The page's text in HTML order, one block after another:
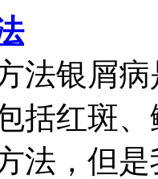
法银屑
括红斑
法，但